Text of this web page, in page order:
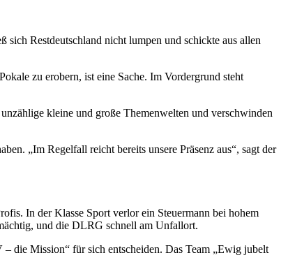
Restdeutschland nicht lumpen und schickte aus allen
zu erobern, ist eine Sache. Im Vordergrund steht
kleine und große Themenwelten und verschwinden
„Im Regelfall reicht bereits unsere Präsenz aus“, sagt der
In der Klasse Sport verlor ein Steuermann bei hohem
und die DLRG schnell am Unfallort.
die Mission“ für sich entscheiden. Das Team „Ewig jubelt